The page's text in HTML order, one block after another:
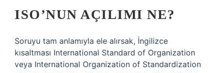
ISO’NUN AÇILIMI NE?
Soruyu tam anlamıyla ele alırsak, İngilizce
kısaltması International Standard of Organization
veya International Organization of Standardization